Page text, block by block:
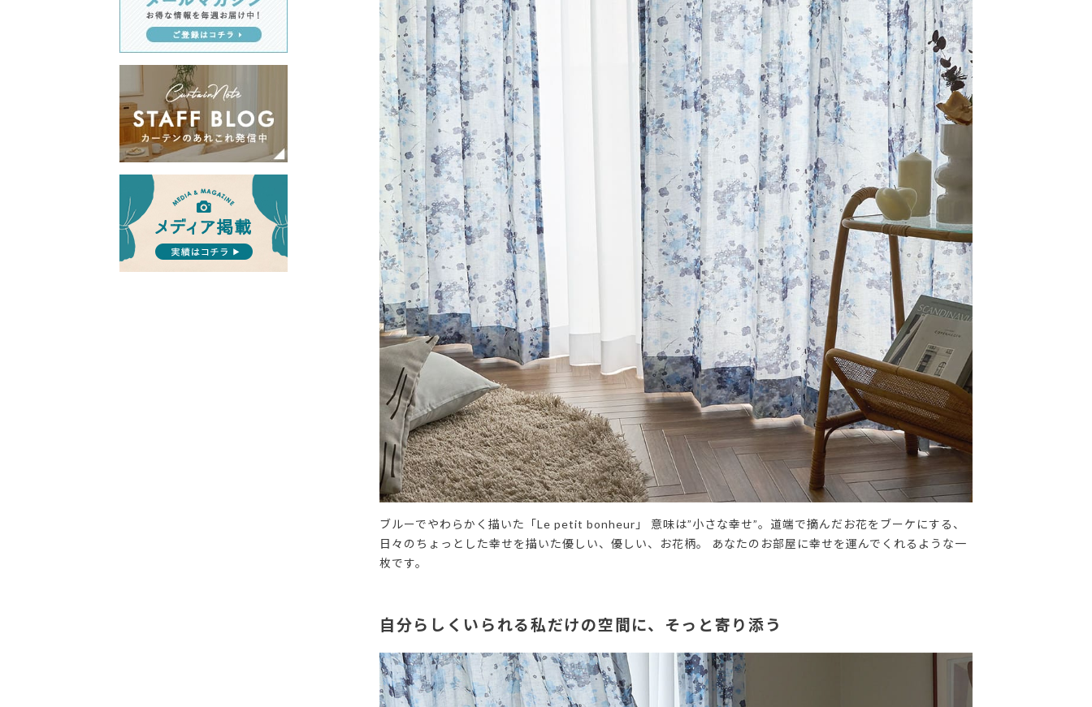
ブルーでやわらかく描いた「Le petit bonheur」 意味は”小さな幸せ”。道端で摘んだお花をブーケにする、
日々のちょっとした幸せを描いた優しい、優しい、お花柄。 あなたのお部屋に幸せを運んでくれるような一
枚です。
自分らしくいられる私だけの空間に、そっと寄り添う